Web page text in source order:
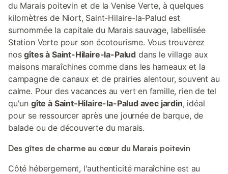
du Marais poitevin et de la Venise Verte, à quelques
kilomètres de Niort, Saint-Hilaire-la-Palud est
surnommée la capitale du Marais sauvage, labellisée
Station Verte pour son écotourisme. Vous trouverez
nosgîtes à Saint-Hilaire-la-Palud dans le village aux
maisons maraîchines comme dans les hameaux et la
campagne de canaux et de prairies alentour, souvent au
calme. Pour des vacances au vert en famille, rien de tel
qu'un gîte à Saint-Hilaire-la-Palud avec jardin, idéal
pour se ressourcer après une journée de barque, de
balade ou de découverte du marais.
Des gîtes de charme au cœur du Marais poitevin
Côté hébergement, l'authenticité maraîchine est au